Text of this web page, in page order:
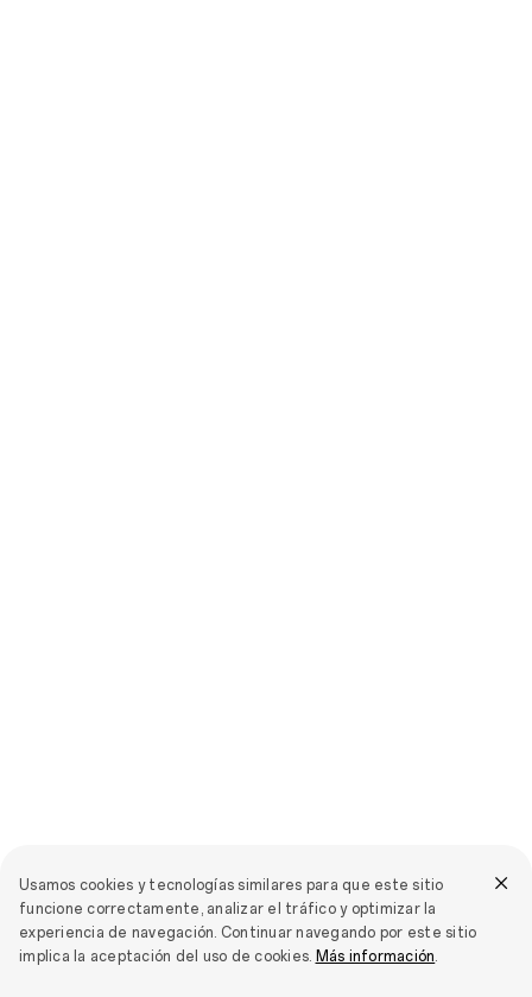
Usamos cookies y tecnologías similares para que este sitio
funcione correctamente, analizar el tráfico y optimizar la
experiencia de navegación. Continuar navegando por este sitio
implica la aceptación del uso de cookies. Más información.